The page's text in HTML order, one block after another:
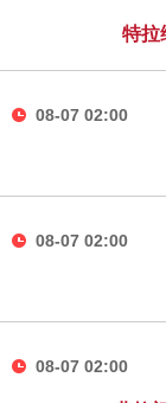
特拉
08-07 02:00
08-07 02:00
08-07 02:00